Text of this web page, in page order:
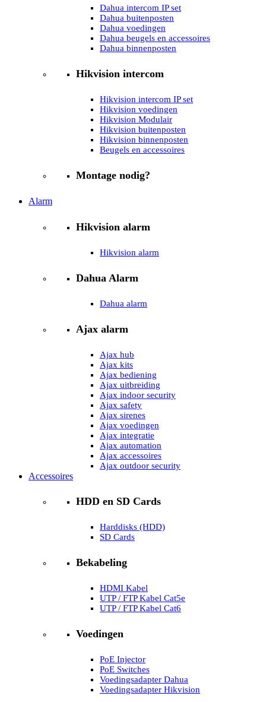
Dahua intercom IP set
Dahua buitenposten
Dahua voedingen
Dahua beugels en accessoires
Dahua binnenposten
Hikvision intercom
Hikvision intercom IP set
Hikvision voedingen
Hikvision Modulair
Hikvision buitenposten
Hikvision binnenposten
Beugels en accessoires
Montage nodig?
Alarm
Hikvision alarm
Hikvision alarm
Dahua Alarm
Dahua alarm
Ajax alarm
Ajax hub
Ajax kits
Ajax bediening
Ajax uitbreiding
Ajax indoor security
Ajax safety
Ajax sirenes
Ajax voedingen
Ajax integratie
Ajax automation
Ajax accessoires
Ajax outdoor security
Accessoires
HDD en SD Cards
Harddisks (HDD)
SD Cards
Bekabeling
HDMI Kabel
UTP / FTP Kabel Cat5e
UTP / FTP Kabel Cat6
Voedingen
PoE Injector
PoE Switches
Voedingsadapter Dahua
Voedingsadapter Hikvision